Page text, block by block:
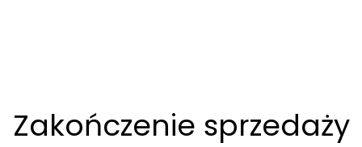
Zakończenie sprzedaży